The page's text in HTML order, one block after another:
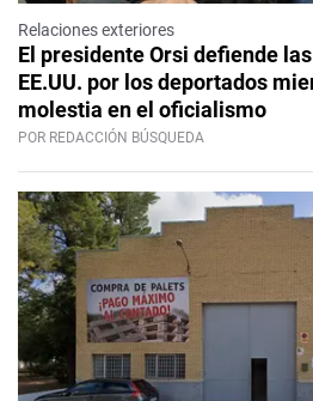
Relaciones exteriores
El presidente Orsi defiende
EE.UU. por los deportados
molestia en el oficialismo
POR REDACCIÓN BÚSQUEDA